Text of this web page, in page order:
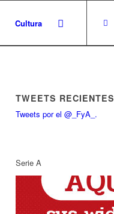
Cultura
TWEETS RECIENTES
Tweets por el @_FyA_.
Serie A